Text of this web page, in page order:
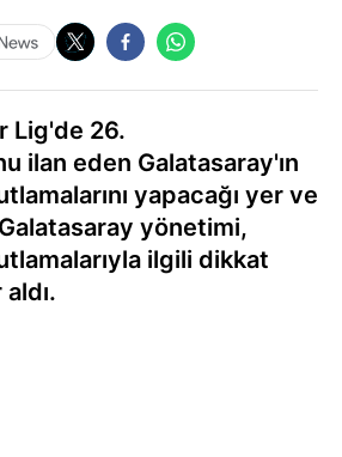
Lig'de 26.
ilan eden Galatasaray'ın
yapacağı yer ve
yönetimi,
ilgili dikkat